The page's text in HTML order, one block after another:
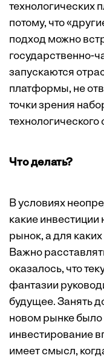
технологических
потому, что
подход можно
государственно-
запускаются
платформы, не
точки зрения
технологического
Что делать?
В условиях
какие
рынок, а для
Важно
оказалось, что
фантазии
будущее. Занять
новом рынке
инвестирование
имеет смысл,